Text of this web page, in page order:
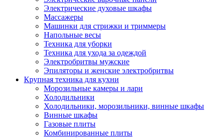
Электрические духовые шкафы
Массажеры
Машинки для стрижки и триммеры
Напольные весы
Техника для уборки
Техника для ухода за одеждой
Электробритвы мужские
Эпиляторы и женские электробритвы
Крупная техника для кухни
Морозильные камеры и лари
Холодильники
Холодильники, морозильники, винные шкафы
Винные шкафы
Газовые плиты
Комбинированные плиты